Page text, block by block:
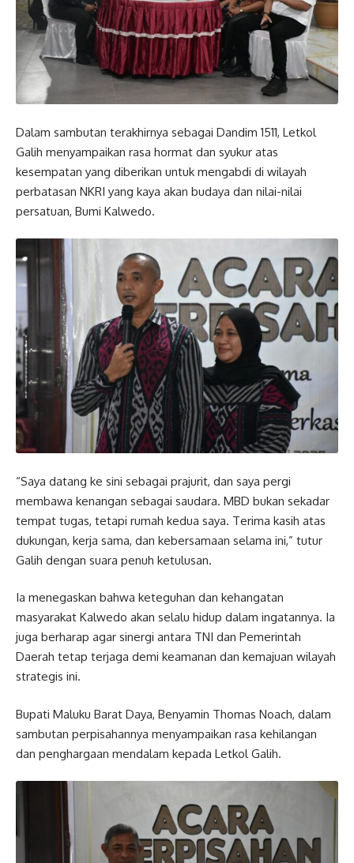
Dalam sambutan terakhirnya sebagai Dandim 1511, Letkol
Galih menyampaikan rasa hormat dan syukur atas
kesempatan yang diberikan untuk mengabdi di wilayah
perbatasan NKRI yang kaya akan budaya dan nilai-nilai
persatuan, Bumi Kalwedo.
“Saya datang ke sini sebagai prajurit, dan saya pergi
membawa kenangan sebagai saudara. MBD bukan sekadar
tempat tugas, tetapi rumah kedua saya. Terima kasih atas
dukungan, kerja sama, dan kebersamaan selama ini,” tutur
Galih dengan suara penuh ketulusan.
Ia menegaskan bahwa keteguhan dan kehangatan
masyarakat Kalwedo akan selalu hidup dalam ingatannya. Ia
juga berharap agar sinergi antara TNI dan Pemerintah
Daerah tetap terjaga demi keamanan dan kemajuan wilayah
strategis ini.
Bupati Maluku Barat Daya, Benyamin Thomas Noach, dalam
sambutan perpisahannya menyampaikan rasa kehilangan
dan penghargaan mendalam kepada Letkol Galih.